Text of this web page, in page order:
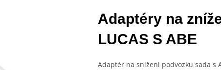
Adaptéry na
LUCAS S ABE
Adaptér na snížení podvozku sada s